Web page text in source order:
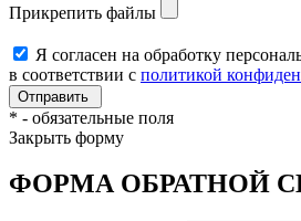
Прикрепить файлы
Я согласен на обработку
в соответствии с политикой
* - обязательные поля
Закрыть форму
ФОРМА ОБРАТНОЙ